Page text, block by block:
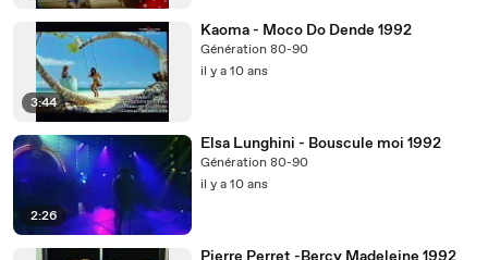
3:44
Kaoma - Moco Do Dende 1992
Génération 80-90
il y a 10 ans
2:26
Elsa Lunghini - Bouscule moi 1992
Génération 80-90
il y a 10 ans